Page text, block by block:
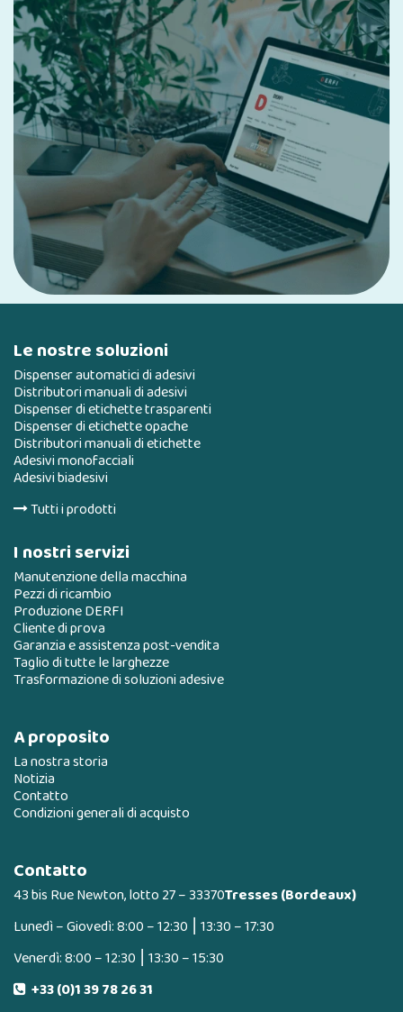
Le nostre soluzioni
Dispenser automatici di adesivi
Distributori manuali di adesivi
Dispenser di etichette trasparenti
Dispenser di etichette opache
Distributori manuali di etichette
Adesivi monofacciali
Adesivi biadesivi
Tutti i prodotti
I nostri servizi
Manutenzione della macchina
Pezzi di ricambio
Produzione DERFI
Cliente di prova
Garanzia e assistenza post-vendita
Taglio di tutte le larghezze
Trasformazione di soluzioni adesive
A proposito
La nostra storia
Notizia
Contatto
Condizioni generali di acquisto
Contatto
43 bis Rue Newton, lotto 27 – 33370Tresses (Bordeaux)
Lunedì – Giovedì: 8:00 – 12:30 ⎮ 13:30 – 17:30
Venerdì: 8:00 – 12:30 ⎮ 13:30 – 15:30
+33 (0)1 39 78 26 31